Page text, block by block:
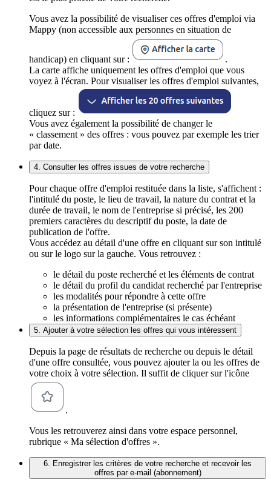
Vous avez la possibilité de visualiser ces offres d'emploi via
Mappy (non accessible aux personnes en situation de
handicap) en cliquant sur :
.
La carte affiche uniquement les offres d'emploi que vous
voyez à l'écran. Pour visualiser les offres d'emploi suivantes,
cliquez sur :
Vous avez également la possibilité de changer le
« classement » des offres : vous pouvez par exemple les trier
par date.
4. Consulter les offres issues de votre recherche
Pour chaque offre d'emploi restituée dans la liste, s'affichent :
l'intitulé du poste, le lieu de travail, la nature du contrat et la
durée de travail, le nom de l'entreprise si précisé, les 200
premiers caractères du descriptif du poste, la date de
publication de l'offre.
Vous accédez au détail d'une offre en cliquant sur son intitulé
ou sur le logo sur la gauche. Vous retrouvez :
le détail du poste recherché et les éléments de contrat
le détail du profil du candidat recherché par l'entreprise
les modalités pour répondre à cette offre
la présentation de l'entreprise (si présente)
les informations complémentaires le cas échéant
5. Ajouter à votre sélection les offres qui vous intéressent
Depuis la page de résultats de recherche ou depuis le détail
d'une offre consultée, vous pouvez ajouter la ou les offres de
votre choix à votre sélection. Il suffit de cliquer sur l'icône
.
Vous les retrouverez ainsi dans votre espace personnel,
rubrique « Ma sélection d'offres ».
6. Enregistrer les critères de votre recherche et recevoir les
offres par e-mail (abonnement)